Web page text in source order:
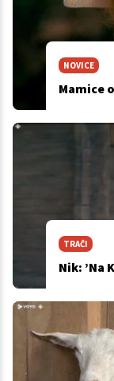
NOVICE
Mamice
TRAČI
Nik: ’Na